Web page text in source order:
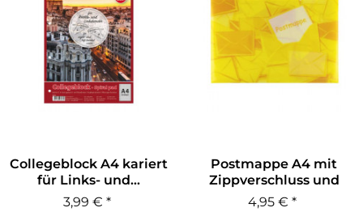
Collegeblock A4 kariert
für Links- und...
3,99 € *
Postmappe A4 mit
Zippverschluss und
Stundenplan
4,95 € *